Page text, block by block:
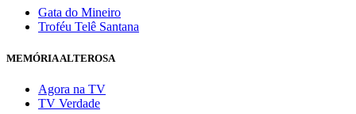
Gata do Mineiro
Troféu Telê Santana
MEMÓRIA ALTEROSA
Agora na TV
TV Verdade